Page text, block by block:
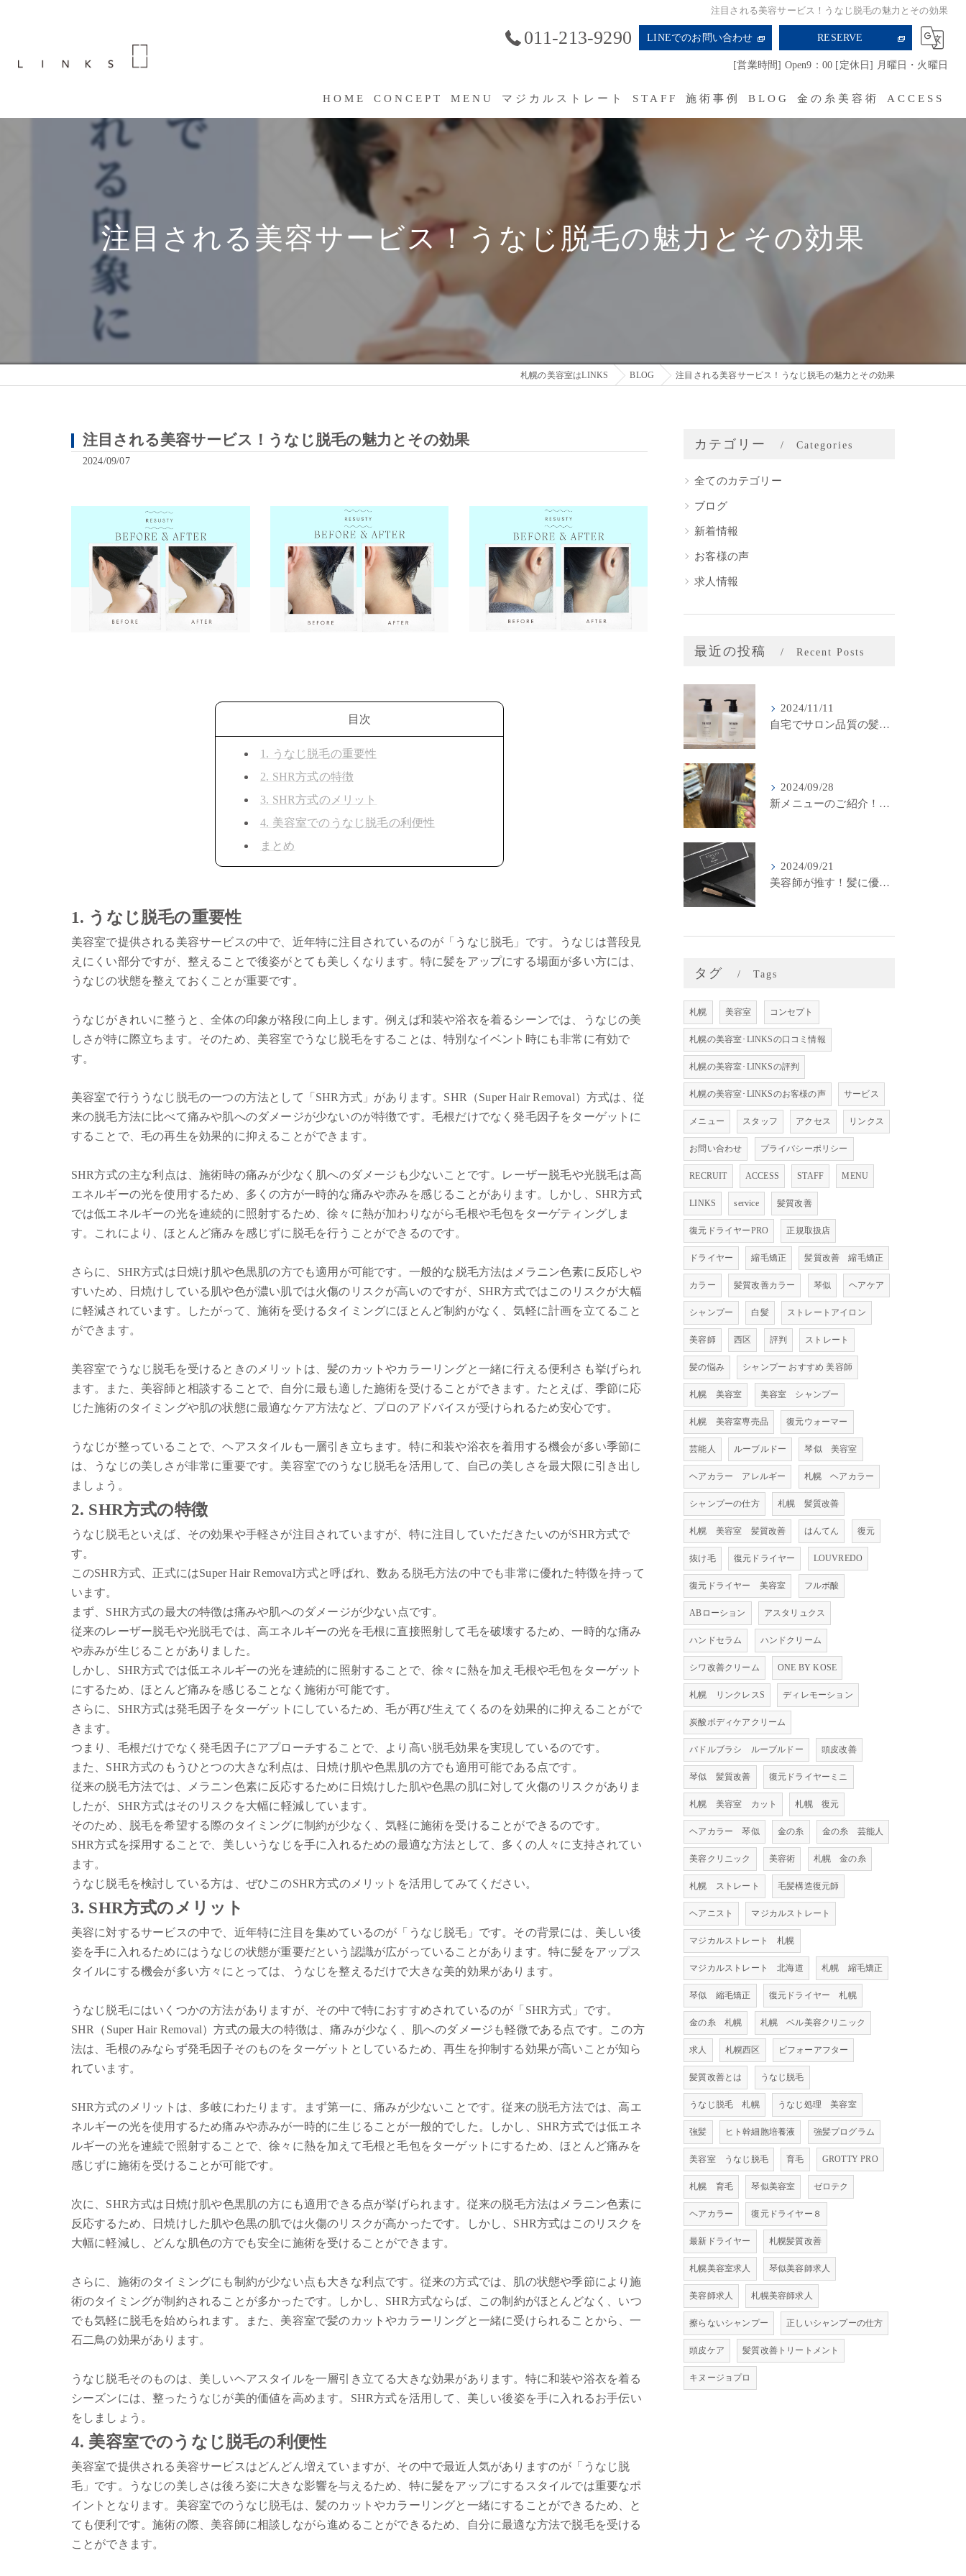
注目される美容サービス！うなじ脱毛の魅力とその効果
011-213-9290 LINEでのお問い合わせ RESERVE
[営業時間] Open9：00 [定休日] 月曜日・火曜日
HOME CONCEPT MENU
SERVICE
マジカルストレート STAFF 施術事例 BLOG 金の糸美容術 ACCESS
注目される美容サービス！うなじ脱毛の魅力とその効果
札幌の美容室はLINKS BLOG 注目される美容サービス！うなじ脱毛の魅力とその効果
注目される美容サービス！うなじ脱毛の魅力とその効果
2024/09/07
目次
1. うなじ脱毛の重要性
2. SHR方式の特徴
3. SHR方式のメリット
4. 美容室でのうなじ脱毛の利便性
まとめ
1. うなじ脱毛の重要性
美容室で提供される美容サービスの中で、近年特に注目されているのが「うなじ脱毛」です。うなじは普段見
えにくい部分ですが、整えることで後姿がとても美しくなります。特に髪をアップにする場面が多い方には、
うなじの状態を整えておくことが重要です。
うなじがきれいに整うと、全体の印象が格段に向上します。例えば和装や浴衣を着るシーンでは、うなじの美
しさが特に際立ちます。そのため、美容室でうなじ脱毛をすることは、特別なイベント時にも非常に有効で
す。
美容室で行ううなじ脱毛の一つの方法として「SHR方式」があります。SHR（Super Hair Removal）方式は、従
来の脱毛方法に比べて痛みや肌へのダメージが少ないのが特徴です。毛根だけでなく発毛因子をターゲットに
することで、毛の再生を効果的に抑えることができます。
SHR方式の主な利点は、施術時の痛みが少なく肌へのダメージも少ないことです。レーザー脱毛や光脱毛は高
エネルギーの光を使用するため、多くの方が一時的な痛みや赤みを感じることがあります。しかし、SHR方式
では低エネルギーの光を連続的に照射するため、徐々に熱が加わりながら毛根や毛包をターゲティングしま
す。これにより、ほとんど痛みを感じずに脱毛を行うことができるのです。
さらに、SHR方式は日焼け肌や色黒肌の方でも適用が可能です。一般的な脱毛方法はメラニン色素に反応しや
すいため、日焼けしている肌や色が濃い肌では火傷のリスクが高いのですが、SHR方式ではこのリスクが大幅
に軽減されています。したがって、施術を受けるタイミングにほとんど制約がなく、気軽に計画を立てること
ができます。
美容室でうなじ脱毛を受けるときのメリットは、髪のカットやカラーリングと一緒に行える便利さも挙げられ
ます。また、美容師と相談することで、自分に最も適した施術を受けることができます。たとえば、季節に応
じた施術のタイミングや肌の状態に最適なケア方法など、プロのアドバイスが受けられるため安心です。
うなじが整っていることで、ヘアスタイルも一層引き立ちます。特に和装や浴衣を着用する機会が多い季節に
は、うなじの美しさが非常に重要です。美容室でのうなじ脱毛を活用して、自己の美しさを最大限に引き出し
ましょう。
2. SHR方式の特徴
うなじ脱毛といえば、その効果や手軽さが注目されていますが、特に注目していただきたいのがSHR方式で
す。
このSHR方式、正式にはSuper Hair Removal方式と呼ばれ、数ある脱毛方法の中でも非常に優れた特徴を持って
います。
まず、SHR方式の最大の特徴は痛みや肌へのダメージが少ない点です。
従来のレーザー脱毛や光脱毛では、高エネルギーの光を毛根に直接照射して毛を破壊するため、一時的な痛み
や赤みが生じることがありました。
しかし、SHR方式では低エネルギーの光を連続的に照射することで、徐々に熱を加え毛根や毛包をターゲット
にするため、ほとんど痛みを感じることなく施術が可能です。
さらに、SHR方式は発毛因子をターゲットにしているため、毛が再び生えてくるのを効果的に抑えることがで
きます。
つまり、毛根だけでなく発毛因子にアプローチすることで、より高い脱毛効果を実現しているのです。
また、SHR方式のもうひとつの大きな利点は、日焼け肌や色黒肌の方でも適用可能である点です。
従来の脱毛方法では、メラニン色素に反応するために日焼けした肌や色黒の肌に対して火傷のリスクがありま
したが、SHR方式はそのリスクを大幅に軽減しています。
そのため、脱毛を希望する際のタイミングに制約が少なく、気軽に施術を受けることができるのです。
SHR方式を採用することで、美しいうなじを手に入れるための最適な方法として、多くの人々に支持されてい
ます。
うなじ脱毛を検討している方は、ぜひこのSHR方式のメリットを活用してみてください。
3. SHR方式のメリット
美容に対するサービスの中で、近年特に注目を集めているのが「うなじ脱毛」です。その背景には、美しい後
姿を手に入れるためにはうなじの状態が重要だという認識が広がっていることがあります。特に髪をアップス
タイルにする機会が多い方々にとっては、うなじを整えるだけで大きな美的効果があります。
うなじ脱毛にはいくつかの方法がありますが、その中で特におすすめされているのが「SHR方式」です。
SHR（Super Hair Removal）方式の最大の特徴は、痛みが少なく、肌へのダメージも軽微である点です。この方
法は、毛根のみならず発毛因子そのものをターゲットとしているため、再生を抑制する効果が高いことが知ら
れています。
SHR方式のメリットは、多岐にわたります。まず第一に、痛みが少ないことです。従来の脱毛方法では、高エ
ネルギーの光を使用するため痛みや赤みが一時的に生じることが一般的でした。しかし、SHR方式では低エネ
ルギーの光を連続で照射することで、徐々に熱を加えて毛根と毛包をターゲットにするため、ほとんど痛みを
感じずに施術を受けることが可能です。
次に、SHR方式は日焼け肌や色黒肌の方にも適用できる点が挙げられます。従来の脱毛方法はメラニン色素に
反応するため、日焼けした肌や色黒の肌では火傷のリスクが高かったです。しかし、SHR方式はこのリスクを
大幅に軽減し、どんな肌色の方でも安全に施術を受けることができます。
さらに、施術のタイミングにも制約が少ない点も大きな利点です。従来の方式では、肌の状態や季節により施
術のタイミングが制約されることが多かったです。しかし、SHR方式ならば、この制約がほとんどなく、いつ
でも気軽に脱毛を始められます。また、美容室で髪のカットやカラーリングと一緒に受けられることから、一
石二鳥の効果があります。
うなじ脱毛そのものは、美しいヘアスタイルを一層引き立てる大きな効果があります。特に和装や浴衣を着る
シーズンには、整ったうなじが美的価値を高めます。SHR方式を活用して、美しい後姿を手に入れるお手伝い
をしましょう。
4. 美容室でのうなじ脱毛の利便性
美容室で提供される美容サービスはどんどん増えていますが、その中で最近人気がありますのが「うなじ脱
毛」です。うなじの美しさは後ろ姿に大きな影響を与えるため、特に髪をアップにするスタイルでは重要なポ
イントとなります。美容室でのうなじ脱毛は、髪のカットやカラーリングと一緒にすることができるため、と
ても便利です。施術の際、美容師に相談しながら進めることができるため、自分に最適な方法で脱毛を受ける
ことができます。
カテゴリー Categories
全てのカテゴリー
ブログ
新着情報
お客様の声
求人情報
最近の投稿 Recent Posts
2024/11/11
自宅でサロン品質の髪質改善！LINKSオリジナル「THE RaDIXシャンプー＆トリートメント」のご紹介
2024/09/28
新メニューのご紹介！LINKSの最新髪質改善カラーメニューが登場！
2024/09/21
美容師が推す！髪に優しいストレートアイロン『キヌージョプロ』で美しいスタイリングを実現
タグ Tags
札幌 美容室 コンセプト
札幌の美容室･LINKSの口コミ情報
札幌の美容室･LINKSの評判
札幌の美容室･LINKSのお客様の声 サービス
メニュー スタッフ アクセス リンクス
お問い合わせ プライバシーポリシー
RECRUIT ACCESS STAFF MENU
LINKS service 髪質改善
復元ドライヤーPRO 正規取扱店
ドライヤー 縮毛矯正 髪質改善 縮毛矯正
カラー 髪質改善カラー 琴似 ヘアケア
シャンプー 白髪 ストレートアイロン
美容師 西区 評判 ストレート
髪の悩み シャンプー おすすめ 美容師
札幌 美容室 美容室 シャンプー
札幌 美容室専売品 復元ウォーマー
芸能人 ルーブルドー 琴似 美容室
ヘアカラー アレルギー 札幌 ヘアカラー
シャンプーの仕方 札幌 髪質改善
札幌 美容室 髪質改善 はんてん 復元
抜け毛 復元ドライヤー LOUVREDO
復元ドライヤー 美容室 フルボ酸
ABローション アスタリュクス
ハンドセラム ハンドクリーム
シワ改善クリーム ONE BY KOSE
札幌 リンクレスS ディレモーション
炭酸ボディケアクリーム
パドルブラシ ルーブルドー 頭皮改善
琴似 髪質改善 復元ドライヤーミニ
札幌 美容室 カット 札幌 復元
ヘアカラー 琴似 金の糸 金の糸 芸能人
美容クリニック 美容術 札幌 金の糸
札幌 ストレート 毛髪構造復元師
ヘアニスト マジカルストレート
マジカルストレート 札幌
マジカルストレート 北海道 札幌 縮毛矯正
琴似 縮毛矯正 復元ドライヤー 札幌
金の糸 札幌 札幌 ベル美容クリニック
求人 札幌西区 ビフォーアフター
髪質改善とは うなじ脱毛
うなじ脱毛 札幌 うなじ処理 美容室
強髪 ヒト幹細胞培養液 強髪プログラム
美容室 うなじ脱毛 育毛 GROTTY PRO
札幌 育毛 琴似美容室 ゼロテク
ヘアカラー 復元ドライヤー８
最新ドライヤー 札幌髪質改善
札幌美容室求人 琴似美容師求人
美容師求人 札幌美容師求人
擦らないシャンプー 正しいシャンプーの仕方
頭皮ケア 髪質改善トリートメント
キヌージョプロ